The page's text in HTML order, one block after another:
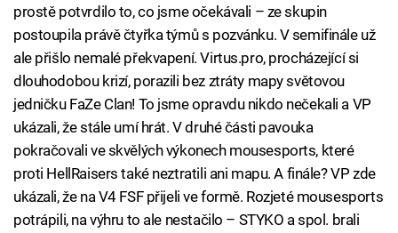
prostě potvrdilo to, co jsme očekávali – ze skupin
postoupila právě čtyřka týmů s pozvánku. V semifinále už
ale přišlo nemalé překvapení. Virtus.pro, procházející si
dlouhodobou krizí, porazili bez ztráty mapy světovou
jedničku FaZe Clan! To jsme opravdu nikdo nečekali a VP
ukázali, že stále umí hrát. V druhé části pavouka
pokračovali ve skvělých výkonech mousesports, které
proti HellRaisers také neztratili ani mapu. A finále? VP zde
ukázali, že na V4 FSF přijeli ve formě. Rozjeté mousesports
potrápili, na výhru to ale nestačilo – STYKO a spol. brali